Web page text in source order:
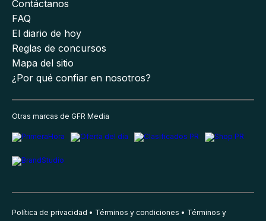
Contáctanos
FAQ
El diario de hoy
Reglas de concursos
Mapa del sitio
¿Por qué confiar en nosotros?
Otras marcas de GFR Media
Política de privacidad Términos y condiciones
Términos y